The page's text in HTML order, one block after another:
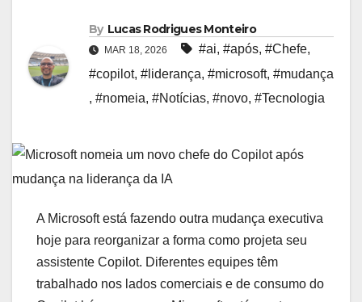
By Lucas Rodrigues Monteiro
MAR 18, 2026 #ai, #após, #Chefe,
#copilot, #liderança, #microsoft, #mudança
, #nomeia, #Notícias, #novo, #Tecnologia
A Microsoft está fazendo outra mudança executiva
hoje para reorganizar a forma como projeta seu
assistente Copilot. Diferentes equipes têm
trabalhado nos lados comerciais e de consumo do